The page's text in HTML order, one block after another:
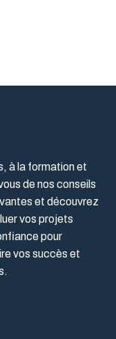
à la formation et
de nos conseils
et découvrez
vos projets
pour
vos succès et